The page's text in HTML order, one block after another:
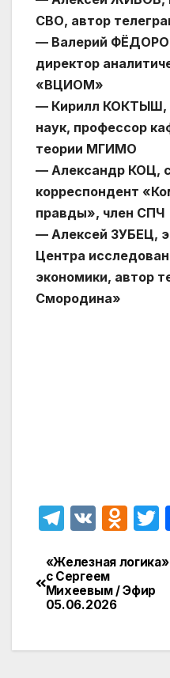
СВО, автор
— Валерий
директор
«ВЦИОМ»
— Кирилл КОКТЫШ,
наук, профессор
теории МГИМО
— Александр КОЦ,
корреспондент
правды», член СПЧ
— Алексей ЗУБЕЦ,
Центра
экономики, автор
Смородина»
T
e
gr
a
m
V
O
n
o
a
Навигация
по
«Железная логика»
с Сергеем
Михеевым / Эфир
05.06.2026